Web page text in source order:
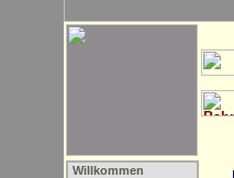
Willkommen